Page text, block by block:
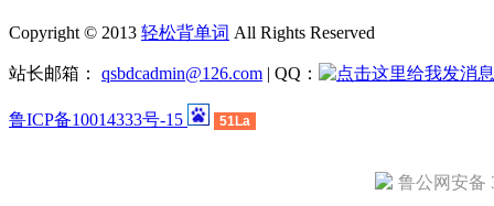
Copyright © 2013 轻松背单词 All Rights Reserved
站长邮箱： qsbdcadmin@126.com | QQ：
鲁ICP备10014333号-15 51La
鲁公网安备